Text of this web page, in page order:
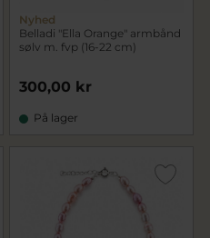
Nyhed
Belladi "Ella Orange" armbånd
sølv m. fvp (16-22 cm)
300,00 kr
På lager